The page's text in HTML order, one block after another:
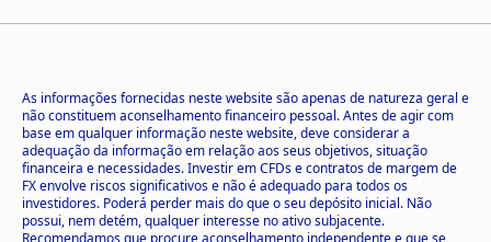
As informações fornecidas neste website são apenas de natureza geral e
não constituem aconselhamento financeiro pessoal. Antes de agir com
base em qualquer informação neste website, deve considerar a
adequação da informação em relação aos seus objetivos, situação
financeira e necessidades. Investir em CFDs e contratos de margem de
FX envolve riscos significativos e não é adequado para todos os
investidores. Poderá perder mais do que o seu depósito inicial. Não
possui, nem detém, qualquer interesse no ativo subjacente.
Recomendamos que procure aconselhamento independente e que se